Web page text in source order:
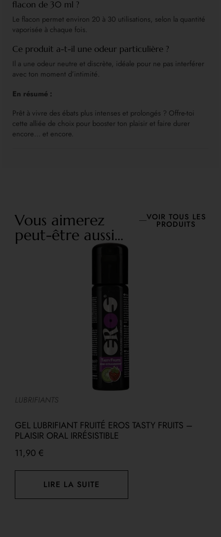
flacon de 30 ml ?
Le flacon permet environ 20 à 30 utilisations, selon la quantité
vaporisée à chaque fois.
Ce produit a-t-il une odeur particulière ?
Il a une odeur neutre et discrète, idéale pour ne pas interférer
avec ton moment d’intimité.
En résumé :
Prêt à vivre des ébats plus intenses et prolongés ? Offre-toi
cette alliée de choix pour booster ton plaisir et faire durer
encore… et encore.
Vous aimerez
peut-être aussi...
VOIR TOUS LES
PRODUITS
LUBRIFIANTS
GEL LUBRIFIANT FRUITÉ EROS TASTY FRUITS –
PLAISIR ORAL IRRÉSISTIBLE
11,90 €
LIRE LA SUITE